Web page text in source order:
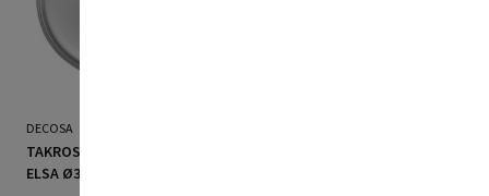
DECOSA
TAKROSETT DECOSA
ELSA Ø35 CM